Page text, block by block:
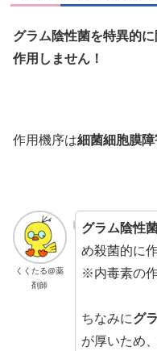
グラム陰性菌を特異的
作用しません！
作用機序は細菌細胞膜障
くくたる@薬
剤師
グラム陰性
め殺菌的に
※内毒素の
ちなみにグ
が厚いため、